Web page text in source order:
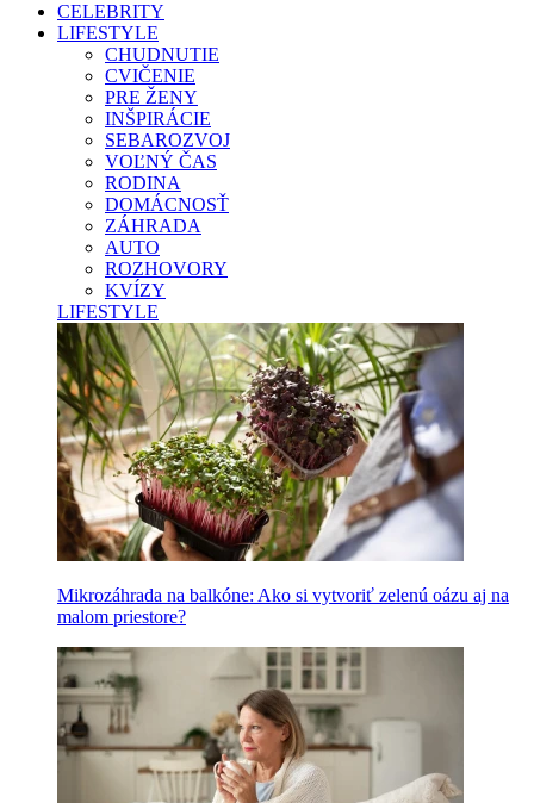
CELEBRITY
LIFESTYLE
CHUDNUTIE
CVIČENIE
PRE ŽENY
INŠPIRÁCIE
SEBAROZVOJ
VOĽNÝ ČAS
RODINA
DOMÁCNOSŤ
ZÁHRADA
AUTO
ROZHOVORY
KVÍZY
LIFESTYLE
Mikrozáhrada na balkóne: Ako si vytvoriť zelenú oázu aj na
malom priestore?